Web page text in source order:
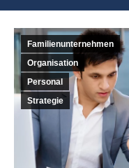
Familienunternehmen
Organisation
Personal
Strategie